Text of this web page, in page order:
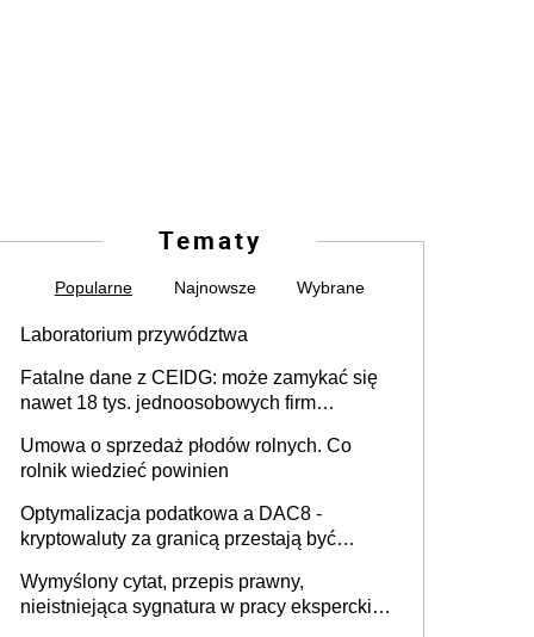
Tematy
Popularne Najnowsze Wybrane
Laboratorium przywództwa
Fatalne dane z CEIDG: może zamykać się
nawet 18 tys. jednoosobowych firm
Umowa o sprzedaż płodów rolnych. Co
rolnik wiedzieć powinien
Optymalizacja podatkowa a DAC8 -
kryptowaluty za granicą przestają być
Wymyślony cytat, przepis prawny,
nieistniejąca sygnatura w pracy eksperckiej -